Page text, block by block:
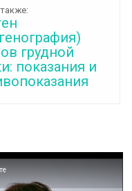
грудной
показания и